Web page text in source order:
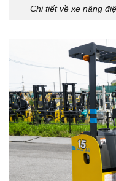
Chi tiết về xe nâng